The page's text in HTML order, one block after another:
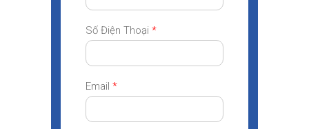
Số Điện Thoại *
Email *